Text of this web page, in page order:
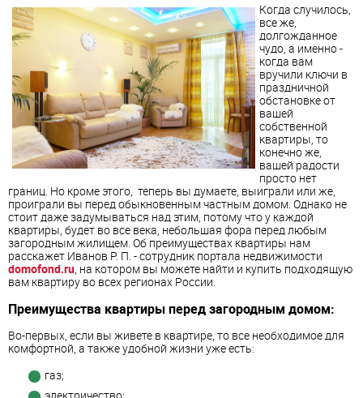
Когда случилось,
все же,
долгожданное
чудо, а именно -
когда вам
вручили ключи в
праздничной
обстановке от
вашей
собственной
квартиры, то
конечно же,
вашей радости
просто нет
границ. Но кроме этого, теперь вы думаете, выиграли или же,
проиграли вы перед обыкновенным частным домом. Однако не
стоит даже задумываться над этим, потому что у каждой
квартиры, будет во все века, небольшая фора перед любым
загородным жилищем. Об преимуществах квартиры нам
расскажет Иванов Р. П. - сотрудник портала недвижимости
domofond.ru , на котором вы можете найти и купить подходящую
вам квартиру во всех регионах России.
Преимущества квартиры перед загородным домом:
Во-первых, если вы живете в квартире, то все необходимое для
комфортной, а также удобной жизни уже есть:
газ;